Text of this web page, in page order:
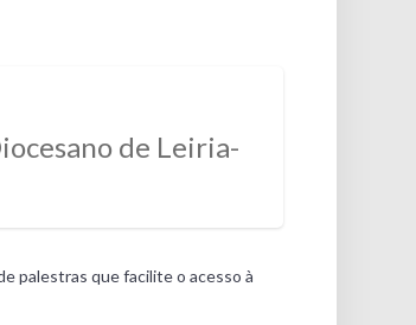
de Leiria-
palestras que facilite o acesso à